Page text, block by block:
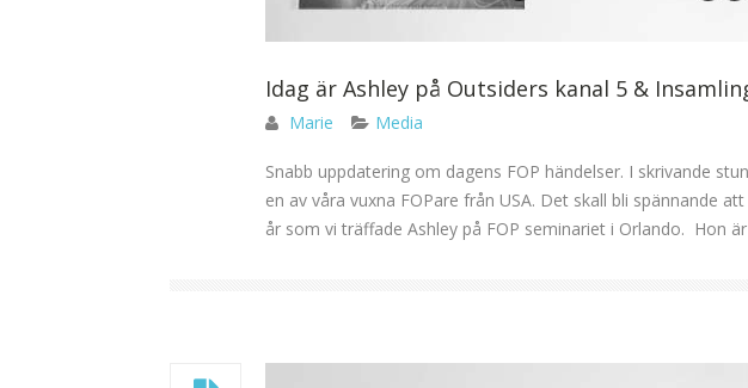
Idag är Ashley på Outsiders kanal 5 &
Marie Media
Snabb uppdatering om dagens FOP händelser. I skrivande
en av våra vuxna FOPare från USA. Det skall bli spännande
år som vi träffade Ashley på FOP seminariet i Orlando. Hon